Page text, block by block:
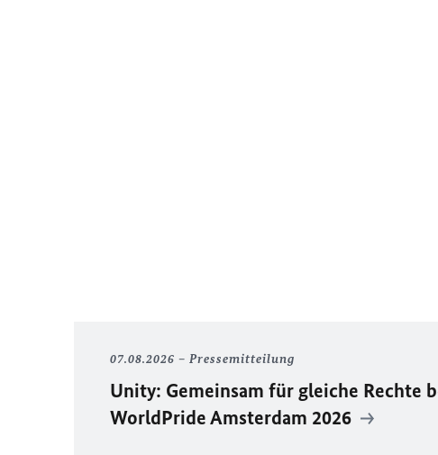
07.08.2026 Pressemitteilung
Unity: Gemeinsam für gleiche Rechte
WorldPrideAmsterdam 2026